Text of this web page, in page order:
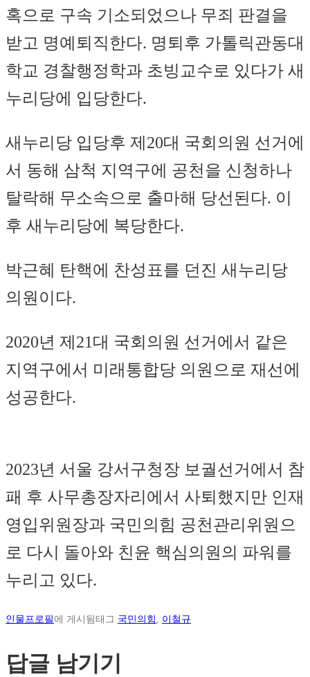
혹으로 구속 기소되었으나 무죄 판결을
받고 명예퇴직한다. 명퇴후 가톨릭관동대
학교 경찰행정학과 초빙교수로 있다가 새
누리당에 입당한다.
새누리당 입당후 제20대 국회의원 선거에
서 동해 삼척 지역구에 공천을 신청하나
탈락해 무소속으로 출마해 당선된다. 이
후 새누리당에 복당한다.
박근혜 탄핵에 찬성표를 던진 새누리당
의원이다.
2020년 제21대 국회의원 선거에서 같은
지역구에서 미래통합당 의원으로 재선에
성공한다.
2023년 서울 강서구청장 보궐선거에서 참
패 후 사무총장자리에서 사퇴했지만 인재
영입위원장과 국민의힘 공천관리위원으
로 다시 돌아와 친윤 핵심의원의 파워를
누리고 있다.
인물프로필에 게시됨태그 국민의힘, 이철규
답글 남기기